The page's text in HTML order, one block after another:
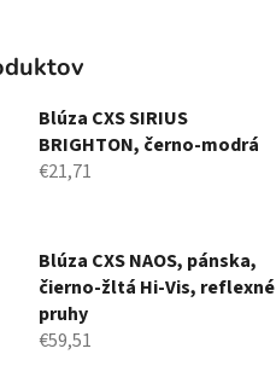
Blúza CXS SIRIUS
BRIGHTON, černo-modrá
€21,71
Blúza CXS NAOS, pánska,
čierno-žltá Hi-Vis, reflexné
pruhy
€59,51